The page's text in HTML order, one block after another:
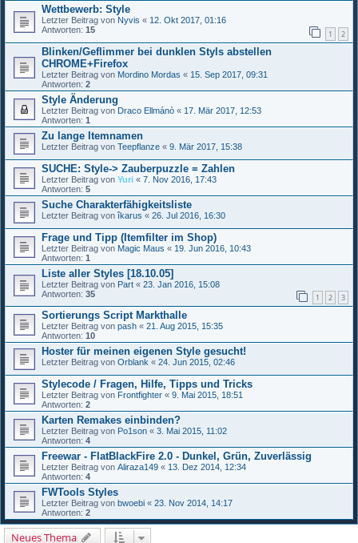
Wettbewerb: Style
Letzter Beitrag von Nyvis « 12. Okt 2017, 01:16
Antworten: 15 1 2
Blinken/Geflimmer bei dunklen Styls abstellen
CHROME+Firefox
Letzter Beitrag von Mordino Mordas « 15. Sep 2017, 09:31
Antworten: 2
Style Änderung
Letzter Beitrag von Draco Ellmánò « 17. Mär 2017, 12:53
Antworten: 1
Zu lange Itemnamen
Letzter Beitrag von Teepflanze « 9. Mär 2017, 15:38
SUCHE: Style-> Zauberpuzzle = Zahlen
Letzter Beitrag von Yuri « 7. Nov 2016, 17:43
Antworten: 5
Suche Charakterfähigkeitsliste
Letzter Beitrag von îkarus « 26. Jul 2016, 16:30
Frage und Tipp (Itemfilter im Shop)
Letzter Beitrag von Magic Maus « 19. Jun 2016, 10:43
Antworten: 1
Liste aller Styles [18.10.05]
Letzter Beitrag von Part « 23. Jan 2016, 15:08
Antworten: 35 1 2 3
Sortierungs Script Markthalle
Letzter Beitrag von pash « 21. Aug 2015, 15:35
Antworten: 10
Hoster für meinen eigenen Style gesucht!
Letzter Beitrag von Orblank « 24. Jun 2015, 02:46
Stylecode / Fragen, Hilfe, Tipps und Tricks
Letzter Beitrag von Frontfighter « 9. Mai 2015, 18:51
Antworten: 2
Karten Remakes einbinden?
Letzter Beitrag von Po1son « 3. Mai 2015, 11:02
Antworten: 4
Freewar - FlatBlackFire 2.0 - Dunkel, Grün, Zuverlässig
Letzter Beitrag von Aliraza149 « 13. Dez 2014, 12:34
Antworten: 4
FWTools Styles
Letzter Beitrag von bwoebi « 23. Nov 2014, 14:17
Antworten: 2
Neues Thema